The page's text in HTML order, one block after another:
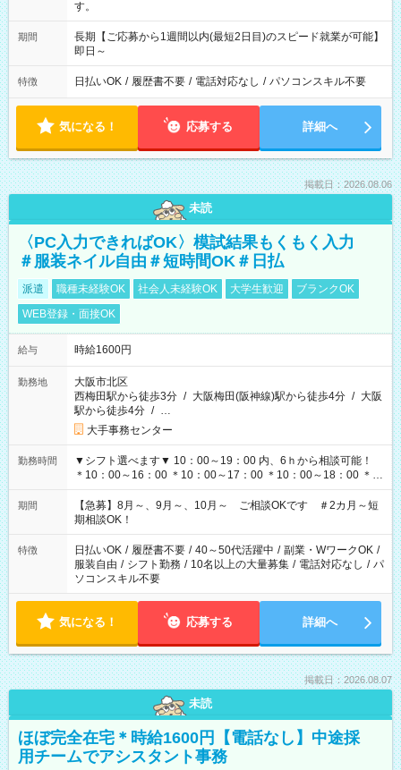
す。
期間
長期【ご応募から1週間以内(最短2日目)のスピード就業が可能】
即日～
特徴 日払いOK / 履歴書不要 / 電話対応なし / パソコンスキル不要
気になる！ 応募する 詳細へ
掲載日：2026.08.06
未読
〈PC入力できればOK〉模試結果もくもく入力
＃服装ネイル自由＃短時間OK＃日払
派遣 職種未経験OK 社会人未経験OK 大学生歓迎
ブランクOK
WEB登録・面接OK
給与 時給1600円
勤務地
大阪市北区
西梅田駅から徒歩3分 / 大阪梅田(阪神線)駅から徒歩4分 / 大阪
駅から徒歩4分 / …
大手事務センター
勤務時間
▼シフト選べます▼ 10：00～19：00 内、6ｈから相談可能！
＊10：00～16：00 ＊10：00～17：00 ＊10：00～18：00 ＊
11：00～19：00 ＊12：00～19：00 ＊13：00～19：00
期間
【急募】8月～、9月～、10月～ ご相談OKです ＃2カ月～短
期相談OK！
特徴 日払いOK / 履歴書不要 / 40～50代活躍中 / 副業・WワークOK /
服装自由 / シフト勤務 / 10名以上の大量募集 / 電話対応なし / パ
ソコンスキル不要
気になる！ 応募する 詳細へ
掲載日：2026.08.07
未読
ほぼ完全在宅＊時給1600円【電話なし】中途採
用チームでアシスタント事務